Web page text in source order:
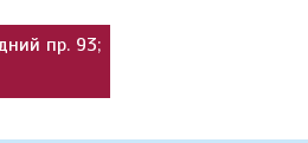
пр. 93;